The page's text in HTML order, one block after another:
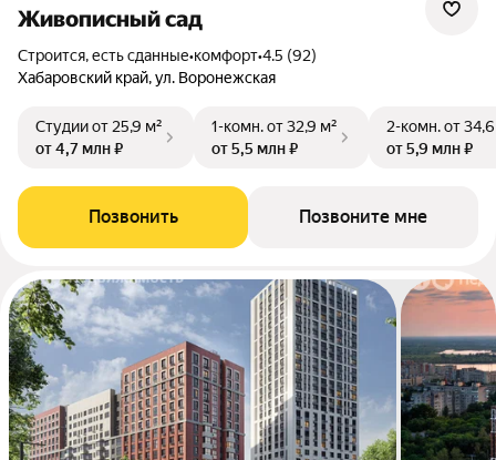
Живописный сад
Строится, есть сданные•комфорт•4.5 (92)
Хабаровский край, ул. Воронежская
Студииот 25,9 м²
от 4,7 млн ₽
1-комн.от 32,9 м²
от 5,5 млн ₽
2-комн.от
от 5,9 млн ₽
Позвонить Позвоните мне